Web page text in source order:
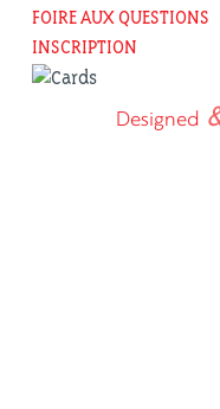
FOIRE AUX QUESTIONS
INSCRIPTION
Designed